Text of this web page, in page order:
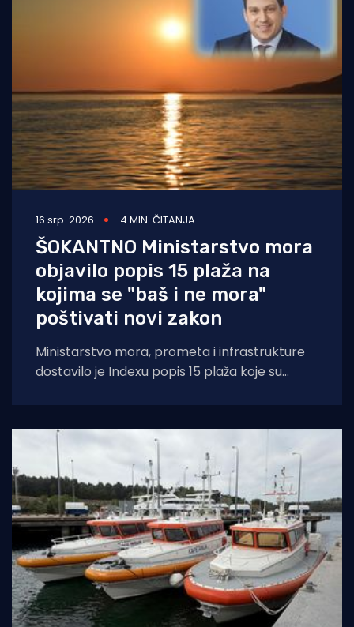
16 srp. 2026 4 MIN. ČITANJA
ŠOKANTNO Ministarstvo mora
objavilo popis 15 plaža na
kojima se "baš i ne mora"
poštivati novi zakon
Ministarstvo mora, prometa i infrastrukture
dostavilo je Indexu popis 15 plaža koje su